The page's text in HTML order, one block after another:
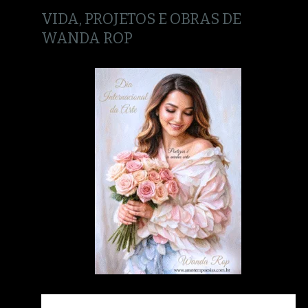
VIDA, PROJETOS E OBRAS DE
WANDA ROP